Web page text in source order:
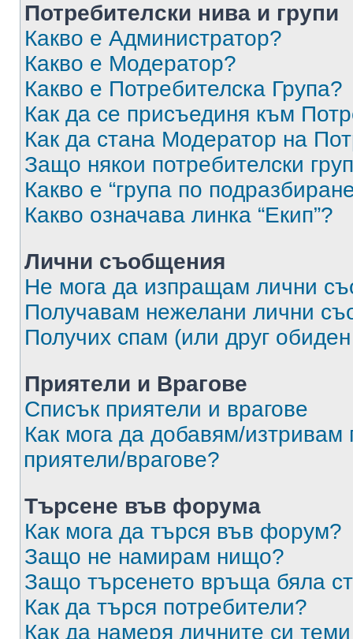
Потребителски нива и групи
Какво е Администратор?
Какво е Модератор?
Какво е Потребителска Група?
Как да се присъединя към
Как да стана Модератор на
Защо някои потребителски
Какво е “група по
Какво означава линка “Екип”?
Лични съобщения
Не мога да изпращам лични
Получавам нежелани лични
Получих спам (или друг
Приятели и Врагове
Списък приятели и врагове
Как мога да добавям/изтривам
приятели/врагове?
Търсене във форума
Как мога да търся във форум?
Защо не намирам нищо?
Защо търсенето връща бяла
Как да търся потребители?
Как да намеря личните си